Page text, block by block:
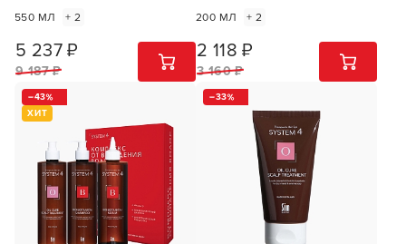
550 МЛ + 2
5 237 ₽
9 187 ₽
1 ШТ
200 МЛ + 2
2 118 ₽
3 160 ₽
1 ШТ
43
ХИТ
33